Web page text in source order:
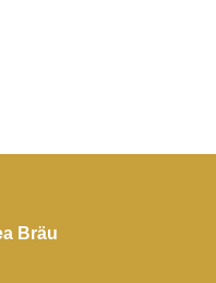
Bräu